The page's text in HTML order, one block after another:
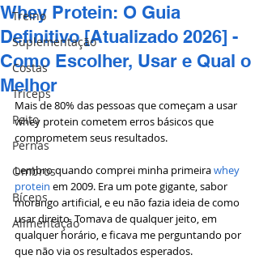
Treino
Suplementação
Costas
Tríceps
Peito
Pernas
Ombros
Bíceps
Alimentação
Whey Protein: O Guia
Definitivo [Atualizado 2026] -
Como Escolher, Usar e Qual o
Melhor
Mais de 80% das pessoas que começam a usar
whey protein cometem erros básicos que
comprometem seus resultados.
Lembro quando comprei minha primeira whey
protein em 2009. Era um pote gigante, sabor
morango artificial, e eu não fazia ideia de como
usar direito. Tomava de qualquer jeito, em
qualquer horário, e ficava me perguntando por
que não via os resultados esperados.